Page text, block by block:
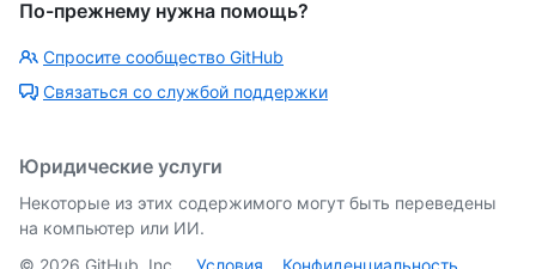
По-прежнему нужна помощь?
Спросите сообщество GitHub
Связаться со службой поддержки
Юридические услуги
Некоторые из этих содержимого могут быть переведены
на компьютер или ИИ.
© 2026 GitHub, Inc. Условия Конфиденциальность